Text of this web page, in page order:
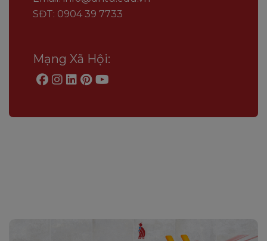
SĐT: 0904 39 7733
Mạng Xã Hội: